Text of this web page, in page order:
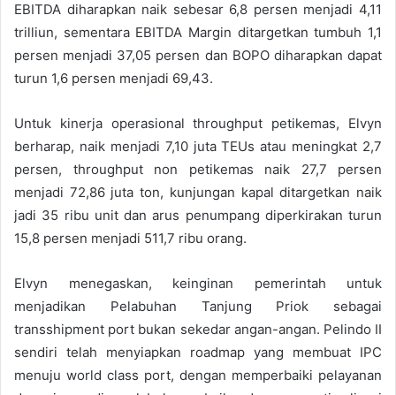
EBITDA diharapkan naik sebesar 6,8 persen menjadi 4,11
trilliun, sementara EBITDA Margin ditargetkan tumbuh 1,1
persen menjadi 37,05 persen dan BOPO diharapkan dapat
turun 1,6 persen menjadi 69,43.
Untuk kinerja operasional throughput petikemas, Elvyn
berharap, naik menjadi 7,10 juta TEUs atau meningkat 2,7
persen, throughput non petikemas naik 27,7 persen
menjadi 72,86 juta ton, kunjungan kapal ditargetkan naik
jadi 35 ribu unit dan arus penumpang diperkirakan turun
15,8 persen menjadi 511,7 ribu orang.
Elvyn menegaskan, keinginan pemerintah untuk
menjadikan Pelabuhan Tanjung Priok sebagai
transshipment port bukan sekedar angan-angan. Pelindo II
sendiri telah menyiapkan roadmap yang membuat IPC
menuju world class port, dengan memperbaiki pelayanan